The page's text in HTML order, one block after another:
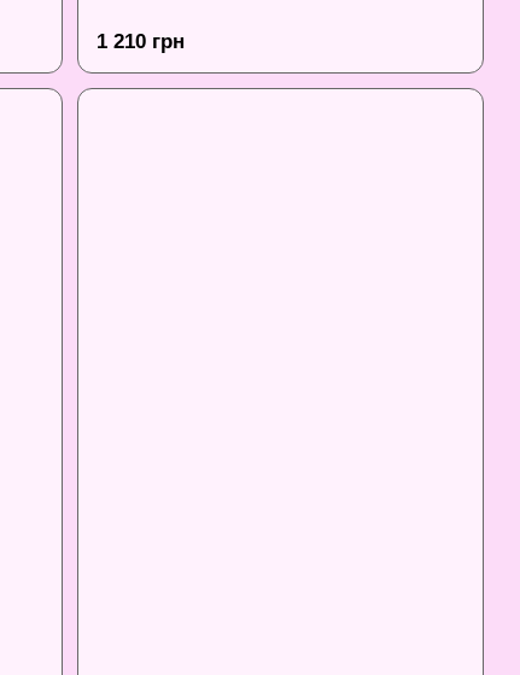
1 210 грн